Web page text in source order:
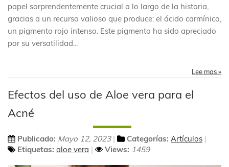
papel sorprendentemente crucial a lo largo de la historia,
gracias a un recurso valioso que produce: el ácido carmínico,
un pigmento rojo intenso. Este pigmento ha sido apreciado
por su versatilidad...
Lee mas »
Efectos del uso de Aloe vera para el
Acné
Publicado: Mayo 12, 2023 Categorías: Artículos
Etiquetas: aloe vera Views: 1459